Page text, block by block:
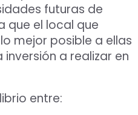
futuras de
que el local que
mejor posible a ellas
a realizar en
entre: